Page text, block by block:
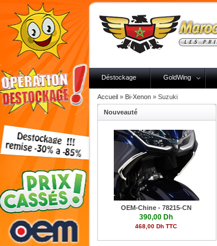
Déstockage GoldWing
Accueil» Bi-Xenon» Suzuki
Nouveauté
OEM-Chine - 78215-CN
390,00 Dh
468,00 Dh TTC